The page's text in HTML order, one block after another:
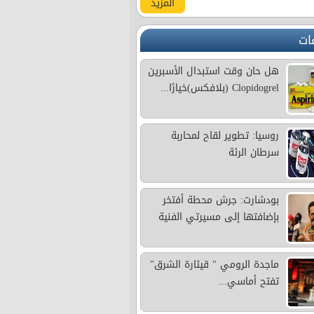
هل حان وقت استبدال الأسبرين
Clopidogrel (بلافكس)خيارًا...
روسيا: تطوير لقاح لمحاربة
سرطان الرئة
بودشارت: جرش محطة أفتخر
بإضافتها إلى مسيرتي الفنية
ماجدة الرومي " قيثارة الشرق"
تفتح أماسي...